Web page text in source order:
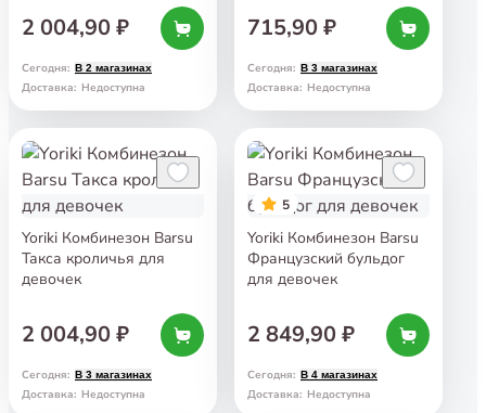
2 004,90 ₽
Сегодня: В 2 магазинах
Доставка: Недоступна
715,90 ₽
Сегодня: В 3 магазинах
Доставка: Недоступна
Yoriki Комбинезон Barsu
Такса кроличья для
девочек
2 004,90 ₽
Сегодня: В 3 магазинах
Доставка: Недоступна
5
Yoriki Комбинезон Barsu
Французский бульдог
для девочек
2 849,90 ₽
Сегодня: В 4 магазинах
Доставка: Недоступна